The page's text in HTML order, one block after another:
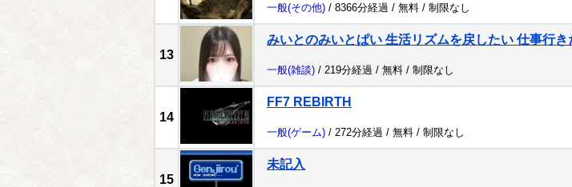
一般(その他) / 8366分経過 / 無料 / 制限なし
13
みいとのみいとぱい 生活リズムを戻したい 仕事行き
一般(雑談) / 219分経過 / 無料 / 制限なし
14
FF7 REBIRTH
一般(ゲーム) / 272分経過 / 無料 / 制限なし
15
未記入